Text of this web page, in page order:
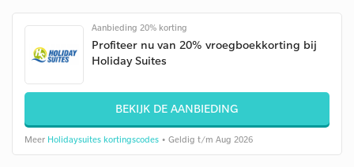
Aanbieding 20% korting
Profiteer nu van 20% vroegboekkorting bij
Holiday Suites
BEKIJK DE AANBIEDING
Meer Holidaysuites kortingscodes • Geldig t/m Aug 2026